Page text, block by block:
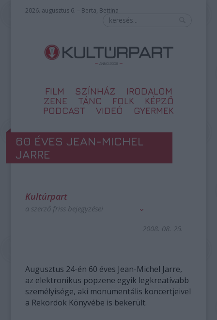
2026. augusztus 6. – Berta, Bettina
FILM SZÍNHÁZ
IRODALOM
ZENE
TÁNC FOLK
KÉPZŐ
PODCAST
VIDEÓ GYERMEK
60 ÉVES JEAN-MICHEL
JARRE
Kultúrpart
a szerző friss bejegyzései
2008. 08. 25.
Augusztus 24-én 60 éves Jean-Michel Jarre,
az elektronikus popzene egyik legkreatívabb
személyisége, aki monumentális koncertjeivel
a Rekordok Könyvébe is bekerült.